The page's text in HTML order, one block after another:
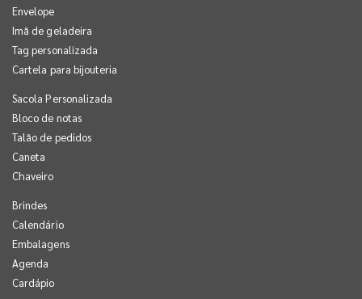
Envelope
Imã de geladeira
Tag personalizada
Cartela para bijouteria
Sacola Personalizada
Bloco de notas
Talão de pedidos
Caneta
Chaveiro
Brindes
Calendário
Embalagens
Agenda
Cardápio